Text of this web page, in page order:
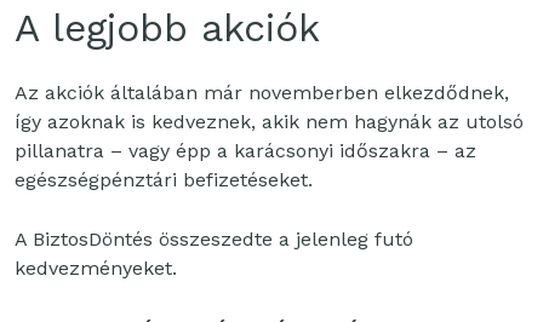
A legjobb akciók
Az akciók általában már novemberben elkezdődnek,
így azoknak is kedveznek, akik nem hagynák az utolsó
pillanatra – vagy épp a karácsonyi időszakra – az
egészségpénztári befizetéseket.
A BiztosDöntés összeszedte a jelenleg futó
kedvezményeket.